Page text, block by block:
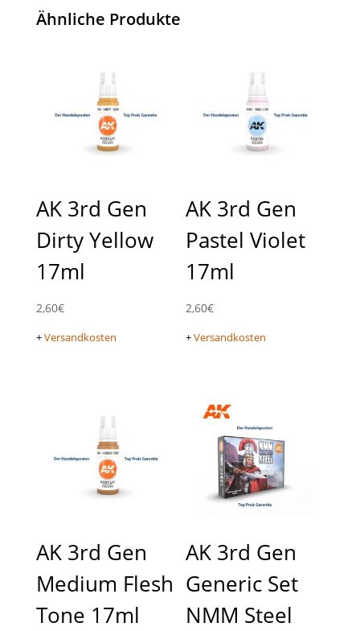
Ähnliche Produkte
AK 3rd Gen
Dirty Yellow
17ml
2,60€
+Versandkosten
AK 3rd Gen
Pastel Violet
17ml
2,60€
+Versandkosten
AK 3rd Gen
Medium Flesh
Tone 17ml
AK 3rd Gen
Generic Set
NMM Steel